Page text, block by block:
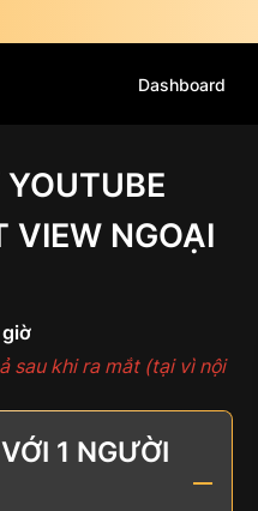
Dashboard
VIEW NGOẠI
sau khi ra mắt (tại vì nội
1 NGƯỜI